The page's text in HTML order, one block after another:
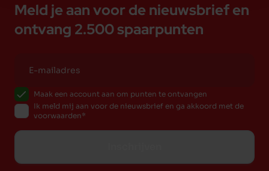
Meld je aan voor de nieuwsbrief en
ontvang 2.500 spaarpunten
Maak een account aan om punten te ontvangen
Ik meld mij aan voor de nieuwsbrief en ga akkoord met de
voorwaarden